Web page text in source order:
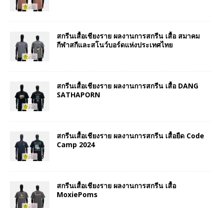
สกรีนเสื้อเชียงราย ผลงานการสกรีน เสื้อ สมาคม
กีฬาสกีและสโนว์บอร์ดแห่งประเทศไทย
สกรีนเสื้อเชียงราย ผลงานการสกรีน เสื้อ DANG
SATHAPORN
สกรีนเสื้อเชียงราย ผลงานการสกรีน เสื้อยืด Code
Camp 2024
สกรีนเสื้อเชียงราย ผลงานการสกรีน เสื้อ
MoxiePoms